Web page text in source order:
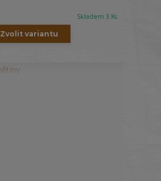
Skladem 3 Ks
Zvolit variantu